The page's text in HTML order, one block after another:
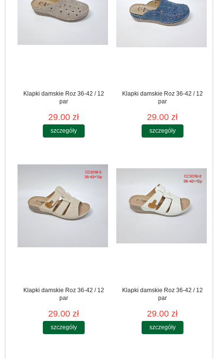
Klapki damskie Roz 36-42 / 12
par
29.00 zł
szczegóły
Klapki damskie Roz 36-42 / 12
par
29.00 zł
szczegóły
Klapki damskie Roz 36-42 / 12
par
29.00 zł
szczegóły
Klapki damskie Roz 36-42 / 12
par
29.00 zł
szczegóły